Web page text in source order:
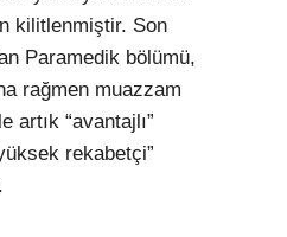
kilitlenmiştir. Son
Paramedik bölümü,
rağmen muazzam
artık “avantajlı”
rekabetçi”